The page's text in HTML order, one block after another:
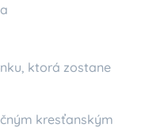
ktorá zostane
kresťanským